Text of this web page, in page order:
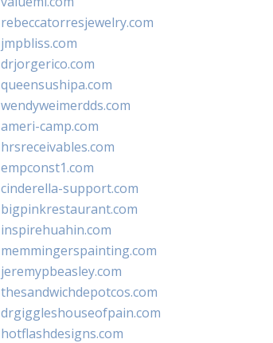
rebeccatorresjewelry.com
jmpbliss.com
drjorgerico.com
queensushipa.com
wendyweimerdds.com
ameri-camp.com
hrsreceivables.com
empconst1.com
cinderella-support.com
bigpinkrestaurant.com
inspirehuahin.com
memmingerspainting.com
jeremypbeasley.com
thesandwichdepotcos.com
drgiggleshouseofpain.com
hotflashdesigns.com